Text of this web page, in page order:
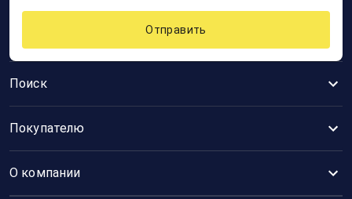
Поиск
Покупателю
О компании
Отправить